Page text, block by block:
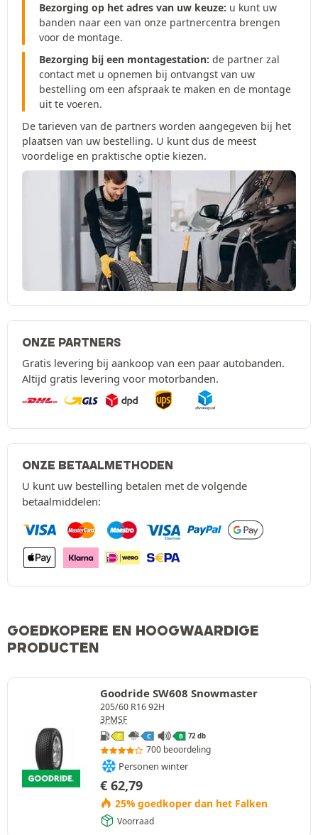
Bezorging op het adres van uw keuze: u kunt uw
banden naar een van onze partnercentra brengen
voor de montage.
Bezorging bij een montagestation: de partner zal
contact met u opnemen bij ontvangst van uw
bestelling om een afspraak te maken en de montage
uit te voeren.
De tarieven van de partners worden aangegeven bij het
plaatsen van uw bestelling. U kunt dus de meest
voordelige en praktische optie kiezen.
ONZE PARTNERS
Gratis levering bij aankoop van een paar autobanden.
Altijd gratis levering voor motorbanden.
ONZE BETAALMETHODEN
U kunt uw bestelling betalen met de volgende
betaalmiddelen:
GOEDKOPERE EN HOOGWAARDIGE
PRODUCTEN
Goodride SW608 Snowmaster
205/60 R16 92H
3PMSF
C C B 72 db
700 beoordeling
Personen winter
€ 62,79
25% goedkoper dan het Falken
Voorraad